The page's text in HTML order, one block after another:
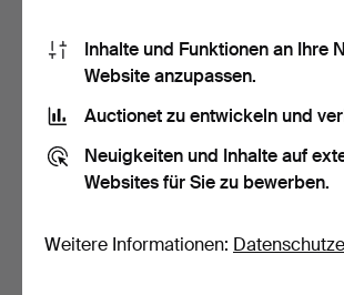
Hier sind Objekte aus
Archiv, die mit Ihrer Suche
übereinstimmen.
Alle Objekte anzeigen
Inhalte und Funktionen an Ihre
Website anzupassen.
Auctionet zu entwickeln und
Neuigkeiten und Inhalte auf
Websites für Sie zu bewerben.
Weitere Informationen: